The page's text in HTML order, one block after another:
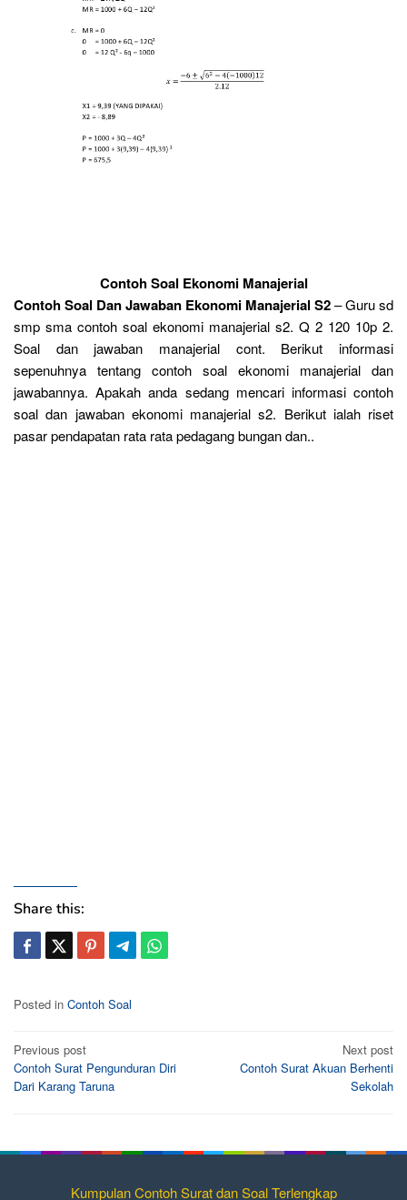
Contoh Soal Ekonomi Manajerial
Contoh Soal Dan Jawaban Ekonomi Manajerial S2– Guru sd
smp sma contoh soal ekonomi manajerial s2. Q 2 120 10p 2.
Soal dan jawaban manajerial cont. Berikut informasi
sepenuhnya tentang contoh soal ekonomi manajerial dan
jawabannya. Apakah anda sedang mencari informasi contoh
soal dan jawaban ekonomi manajerial s2. Berikut ialah riset
pasar pendapatan rata rata pedagang bungan dan..
Share this:
Posted in Contoh Soal
Post
navigation
Previous post
Contoh Surat Pengunduran Diri
Dari Karang Taruna
Next post
Contoh Surat Akuan Berhenti
Sekolah
Kumpulan Contoh Surat dan Soal Terlengkap